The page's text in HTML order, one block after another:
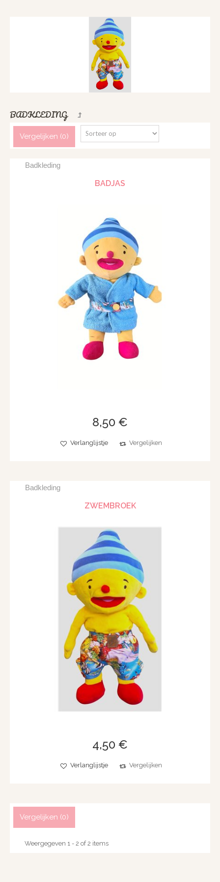
BADKLEDING
Vergelijken (0)
Badkleding
BADJAS
8,50 €
Verlanglijstje Vergelijken
Badkleding
ZWEMBROEK
4,50 €
Verlanglijstje Vergelijken
Vergelijken (0)
Weergegeven 1 - 2 of 2 items